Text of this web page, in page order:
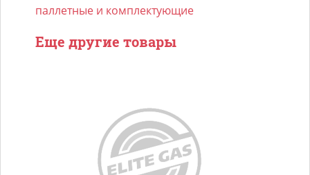
паллетные и комплектующие
Еще другие товары